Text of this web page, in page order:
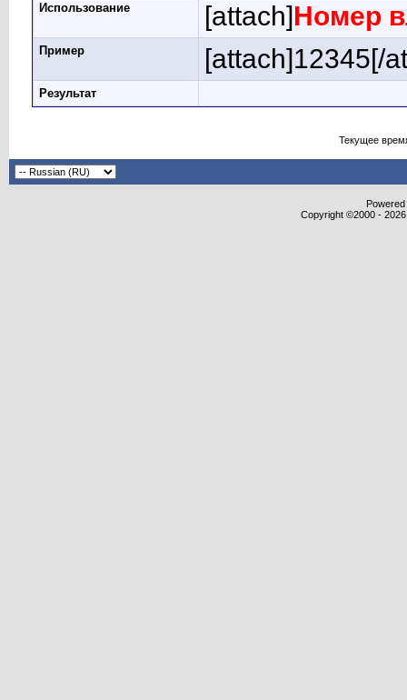
Использование [attach]Номер
Пример [attach]12345[/
Результат
Текущее
Copyright ©2000 -